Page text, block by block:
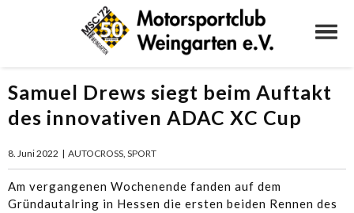
Samuel Drews siegt beim Auftakt
des innovativen ADAC XC Cup
8. Juni 2022 | AUTOCROSS, SPORT
Am vergangenen Wochenende fanden auf dem
Gründautalring in Hessen die ersten beiden Rennen des